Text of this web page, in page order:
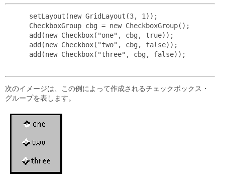
setLayout(new GridLayout(3, 1));
CheckboxGroup cbg = new CheckboxGroup();
add(new Checkbox("one", cbg, true));
add(new Checkbox("two", cbg, false));
add(new Checkbox("three", cbg, false));
次のイメージは、この例によって作成されるチェックボックス・
グループを表します。